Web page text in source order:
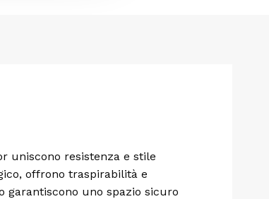
uniscono resistenza e stile
offrono traspirabilità e
garantiscono uno spazio sicuro